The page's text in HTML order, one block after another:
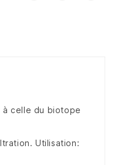
à celle du biotope
Utilisation: